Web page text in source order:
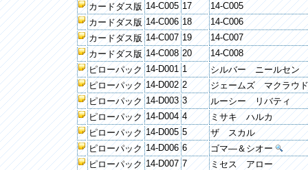
カードダス版 14-C005 17
14-C005
カードダス版 14-C006 18
14-C006
カードダス版 14-C007 19
14-C007
カードダス版 14-C008 20
14-C008
ピローパック 14-D001 1
シルバー ニールセン
ピローパック 14-D002 2
ジェームズ マクラウド
ピローパック 14-D003 3
ルーシー リバティ
ピローパック 14-D004 4
ミサキ ハルカ
ピローパック 14-D005 5
ザ スカル
ピローパック 14-D006 6
ゴマ―＆シオー
ピローパック 14-D007 7
ミセス アロー